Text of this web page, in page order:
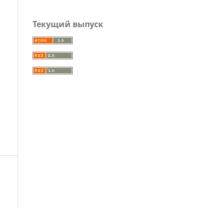
Текущий выпуск